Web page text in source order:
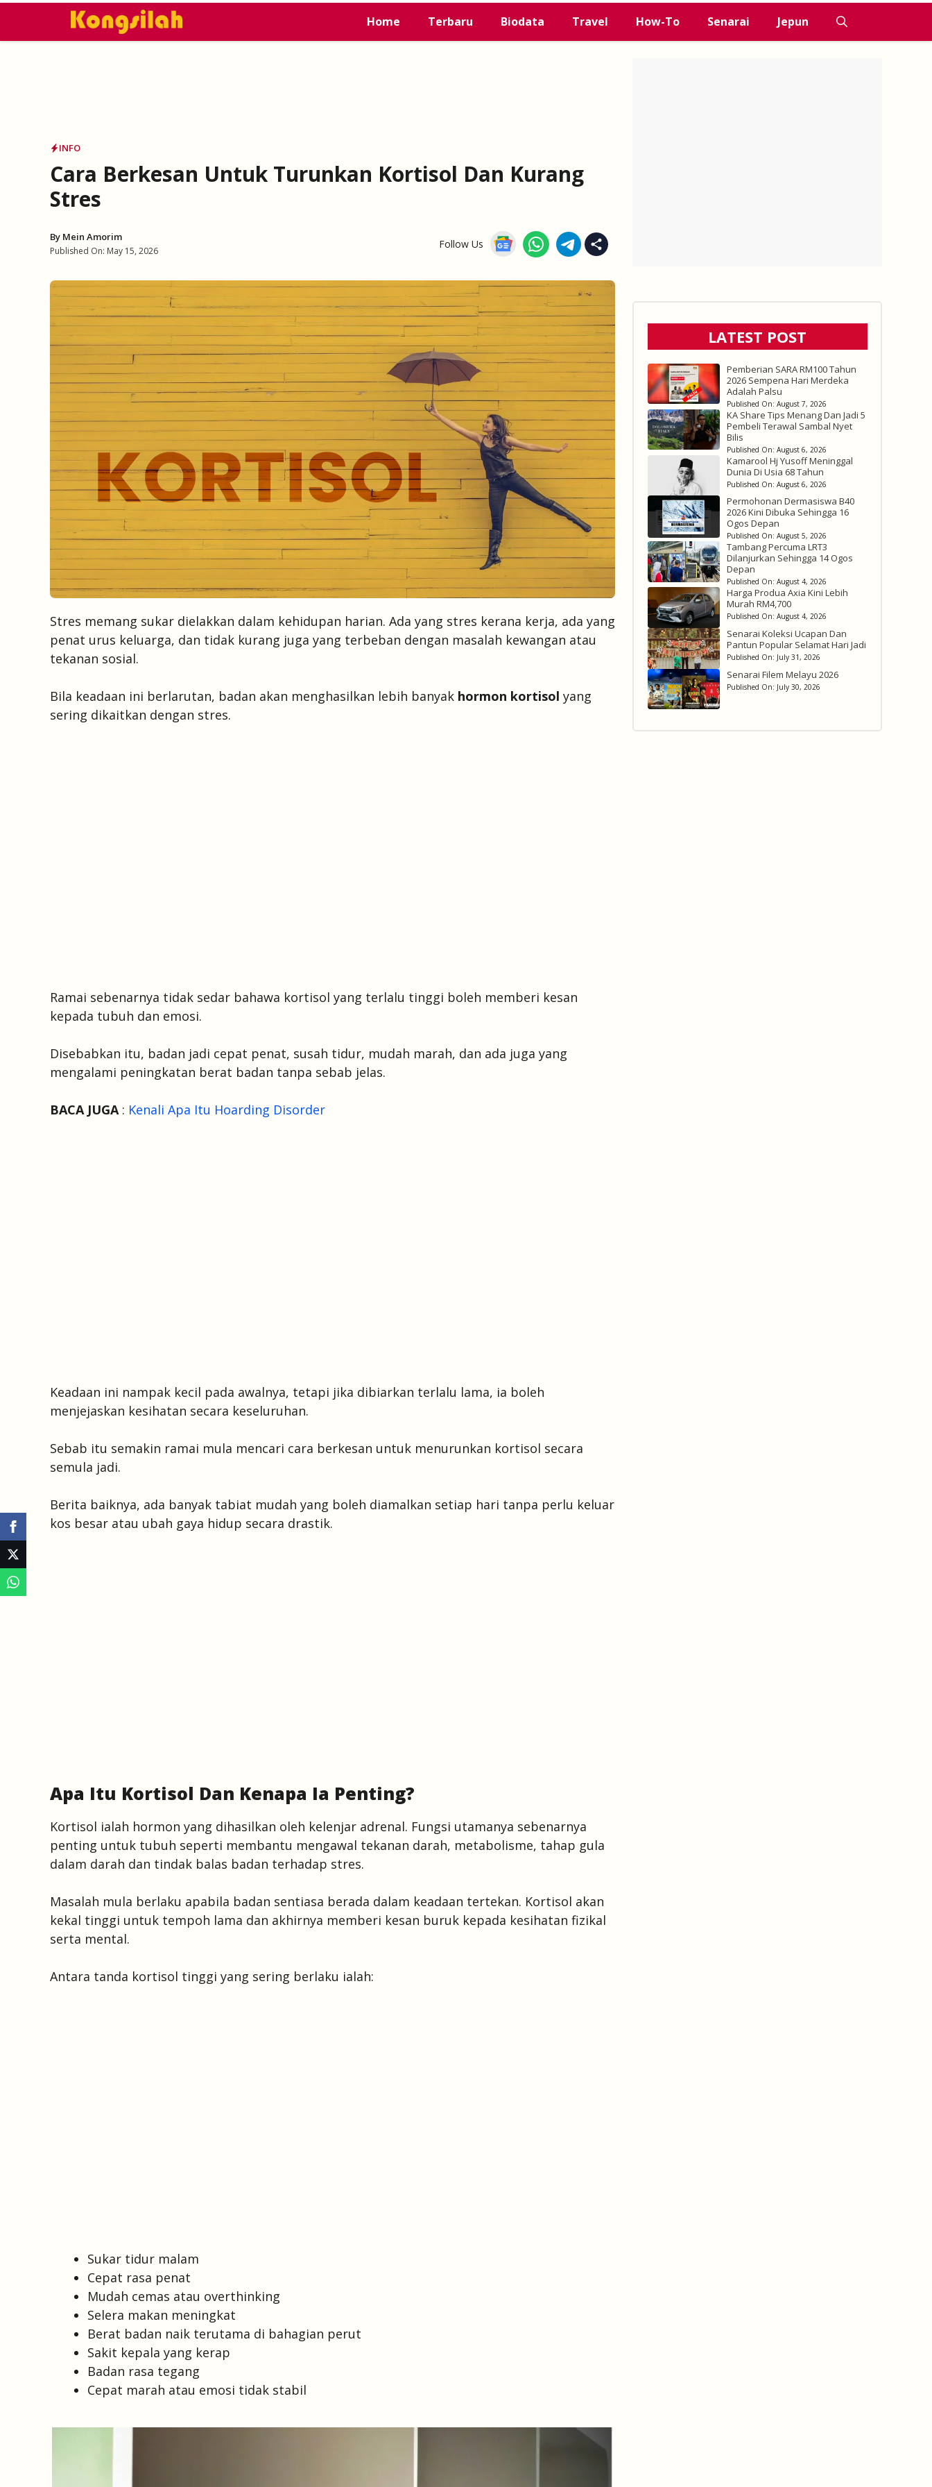
Home Terbaru Biodata Travel How-To Senarai Jepun
INFO
Cara Berkesan Untuk Turunkan Kortisol Dan Kurang
Stres
By Mein Amorim
Published On: May 15, 2026
Follow Us
Stres memang sukar dielakkan dalam kehidupan harian. Ada yang stres kerana kerja, ada yang
penat urus keluarga, dan tidak kurang juga yang terbeban dengan masalah kewangan atau
tekanan sosial.
Bila keadaan ini berlarutan, badan akan menghasilkan lebih banyak hormon kortisol yang
sering dikaitkan dengan stres.
Ramai sebenarnya tidak sedar bahawa kortisol yang terlalu tinggi boleh memberi kesan
kepada tubuh dan emosi.
Disebabkan itu, badan jadi cepat penat, susah tidur, mudah marah, dan ada juga yang
mengalami peningkatan berat badan tanpa sebab jelas.
BACA JUGA: Kenali Apa Itu Hoarding Disorder
Keadaan ini nampak kecil pada awalnya, tetapi jika dibiarkan terlalu lama, ia boleh
menjejaskan kesihatan secara keseluruhan.
Sebab itu semakin ramai mula mencari cara berkesan untuk menurunkan kortisol secara
semula jadi.
Berita baiknya, ada banyak tabiat mudah yang boleh diamalkan setiap hari tanpa perlu keluar
kos besar atau ubah gaya hidup secara drastik.
Apa Itu Kortisol Dan Kenapa Ia Penting?
Kortisol ialah hormon yang dihasilkan oleh kelenjar adrenal. Fungsi utamanya sebenarnya
penting untuk tubuh seperti membantu mengawal tekanan darah, metabolisme, tahap gula
dalam darah dan tindak balas badan terhadap stres.
Masalah mula berlaku apabila badan sentiasa berada dalam keadaan tertekan. Kortisol akan
kekal tinggi untuk tempoh lama dan akhirnya memberi kesan buruk kepada kesihatan fizikal
serta mental.
Antara tanda kortisol tinggi yang sering berlaku ialah:
Sukar tidur malam
Cepat rasa penat
Mudah cemas atau overthinking
Selera makan meningkat
Berat badan naik terutama di bahagian perut
Sakit kepala yang kerap
Badan rasa tegang
Cepat marah atau emosi tidak stabil
LATEST POST
Pemberian SARA RM100 Tahun
2026 Sempena Hari Merdeka
Adalah Palsu
Published On: August 7, 2026
KA Share Tips Menang Dan Jadi 5
Pembeli Terawal Sambal Nyet
Bilis
Published On: August 6, 2026
Kamarool Hj Yusoff Meninggal
Dunia Di Usia 68 Tahun
Published On: August 6, 2026
Permohonan Dermasiswa B40
2026 Kini Dibuka Sehingga 16
Ogos Depan
Published On: August 5, 2026
Tambang Percuma LRT3
Dilanjurkan Sehingga 14 Ogos
Depan
Published On: August 4, 2026
Harga Produa Axia Kini Lebih
Murah RM4,700
Published On: August 4, 2026
Senarai Koleksi Ucapan Dan
Pantun Popular Selamat Hari Jadi
Published On: July 31, 2026
Senarai Filem Melayu 2026
Published On: July 30, 2026